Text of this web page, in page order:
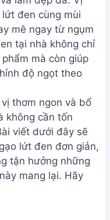
đen cùng mùi
mê ngay từ ngụm
tại nhà không chỉ
mà còn giúp
độ ngọt theo
thơm ngon và bổ
không cần tốn
viết dưới đây sẽ
lứt đen đơn giản,
tận hưởng những
mang lại. Hãy